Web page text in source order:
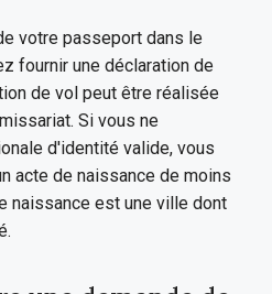
votre passeport dans le
fournir une déclaration de
de vol peut être réalisée
Si vous ne
d'identité valide, vous
acte de naissance de moins
naissance est une ville dont